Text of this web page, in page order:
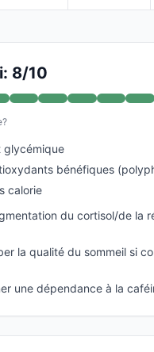
8/10
glycémique
bénéfiques
calorie
du cortisol/de la
la qualité du sommeil si
une dépendance à la